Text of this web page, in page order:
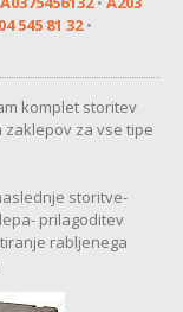
545 81 32•
komplet storitev
za vse tipe
storitve-
prilagoditev
rabljenega